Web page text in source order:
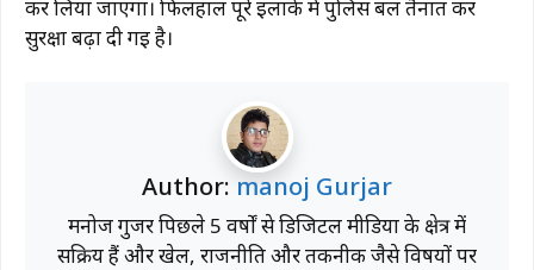
कर लिया जाएगा। फिलहाल पूरे इलाके में पुलिस बल तैनात कर
सुरक्षा बढ़ा दी गई है।
Author: manoj Gurjar
मनोज गुर्जर पिछले 5 वर्षों से डिजिटल मीडिया के क्षेत्र में
सक्रिय हैं और खेल, राजनीति और तकनीक जैसे विषयों पर